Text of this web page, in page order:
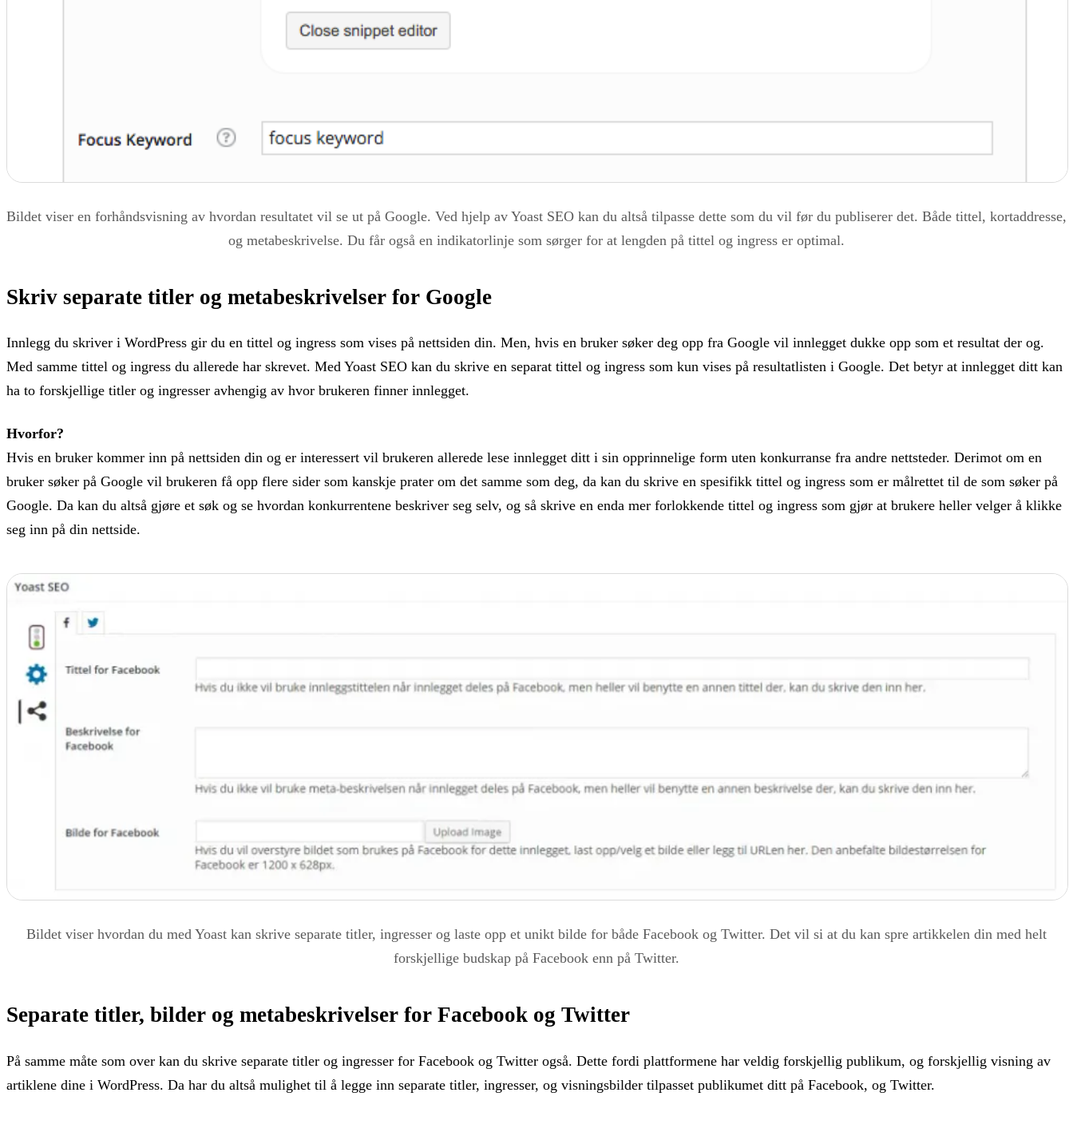
Bildet viser en forhåndsvisning av hvordan resultatet vil se ut på Google. Ved hjelp av Yoast SEO kan du altså tilpasse dette som du vil før du publiserer det. Både tittel, kortaddresse,
og metabeskrivelse. Du får også en indikatorlinje som sørger for at lengden på tittel og ingress er optimal.
Skriv separate titler og metabeskrivelser for Google
Innlegg du skriver i WordPress gir du en tittel og ingress som vises på nettsiden din. Men, hvis en bruker søker deg opp fra Google vil innlegget dukke opp som et resultat der og.
Med samme tittel og ingress du allerede har skrevet. Med Yoast SEO kan du skrive en separat tittel og ingress som kun vises på resultatlisten i Google. Det betyr at innlegget ditt kan
ha to forskjellige titler og ingresser avhengig av hvor brukeren finner innlegget.
Hvorfor?
Hvis en bruker kommer inn på nettsiden din og er interessert vil brukeren allerede lese innlegget ditt i sin opprinnelige form uten konkurranse fra andre nettsteder. Derimot om en
bruker søker på Google vil brukeren få opp flere sider som kanskje prater om det samme som deg, da kan du skrive en spesifikk tittel og ingress som er målrettet til de som søker på
Google. Da kan du altså gjøre et søk og se hvordan konkurrentene beskriver seg selv, og så skrive en enda mer forlokkende tittel og ingress som gjør at brukere heller velger å klikke
seg inn på din nettside.
Bildet viser hvordan du med Yoast kan skrive separate titler, ingresser og laste opp et unikt bilde for både Facebook og Twitter. Det vil si at du kan spre artikkelen din med helt
forskjellige budskap på Facebook enn på Twitter.
Separate titler, bilder og metabeskrivelser for Facebook og Twitter
På samme måte som over kan du skrive separate titler og ingresser for Facebook og Twitter også. Dette fordi plattformene har veldig forskjellig publikum, og forskjellig visning av
artiklene dine i WordPress. Da har du altså mulighet til å legge inn separate titler, ingresser, og visningsbilder tilpasset publikumet ditt på Facebook, og Twitter.